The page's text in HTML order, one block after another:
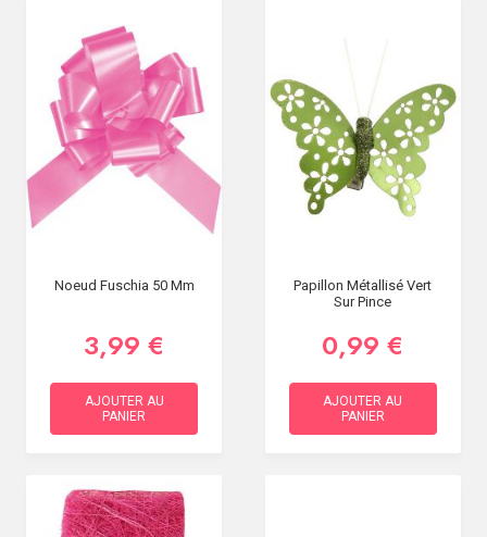
Noeud Fuschia 50 Mm
3,99 €
AJOUTER AU
PANIER
Papillon Métallisé Vert
Sur Pince
0,99 €
AJOUTER AU
PANIER